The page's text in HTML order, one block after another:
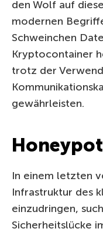
den Wolf auf
modernen
Schweinchen
Kryptocontainer
trotz der
gewährleisten.
Honeypot
In einem letzten
Infrastruktur des
einzudringen,
Sicherheitslücke